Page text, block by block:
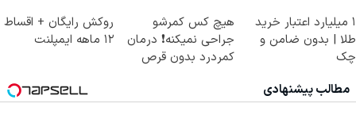
۱ میلیارد اعتبار خرید
طلا | بدون ضامن و
چک
هیچ کس کمرشو
جراحی نمیکنه❗ درمان
کمردرد بدون قرص
روکش رایگان + اقساط
۱۲ ماهه ایمپلنت
مطالب پیشنهادی